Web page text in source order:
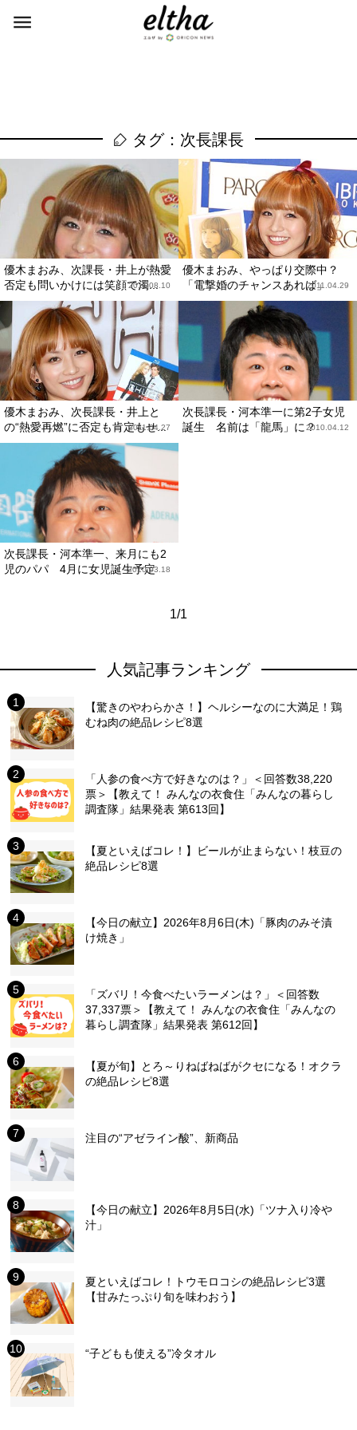
タグ：次長課長
優木まおみ、次課長・井上が熱愛
否定も問いかけには笑顔で濁...
2011.08.10
優木まおみ、やっぱり交際中？
「電撃婚のチャンスあれば」2011.04.29
優木まおみ、次長課長・井上と
の“熱愛再燃”に否定も肯定もせ...
2011.04.27
次長課長・河本準一に第2子女児
誕生 名前は「龍馬」に？2010.04.12
次長課長・河本準一、来月にも2
児のパパ 4月に女児誕生予定
2010.03.18
1/1
人気記事ランキング
【驚きのやわらかさ！】ヘルシーなのに大満足！鶏
むね肉の絶品レシピ8選
「人参の食べ方で好きなのは？」＜回答数38,220
票＞【教えて！ みんなの衣食住「みんなの暮らし
調査隊」結果発表 第613回】
【夏といえばコレ！】ビールが止まらない！枝豆の
絶品レシピ8選
【今日の献立】2026年8月6日(木)「豚肉のみそ漬
け焼き」
「ズバリ！今食べたいラーメンは？」＜回答数
37,337票＞【教えて！ みんなの衣食住「みんなの
暮らし調査隊」結果発表 第612回】
【夏が旬】とろ～りねばねばがクセになる！オクラ
の絶品レシピ8選
注目の“アゼライン酸”、新商品
【今日の献立】2026年8月5日(水)「ツナ入り冷や
汁」
夏といえばコレ！トウモロコシの絶品レシピ3選
【甘みたっぷり旬を味わおう】
“子どもも使える”冷タオル